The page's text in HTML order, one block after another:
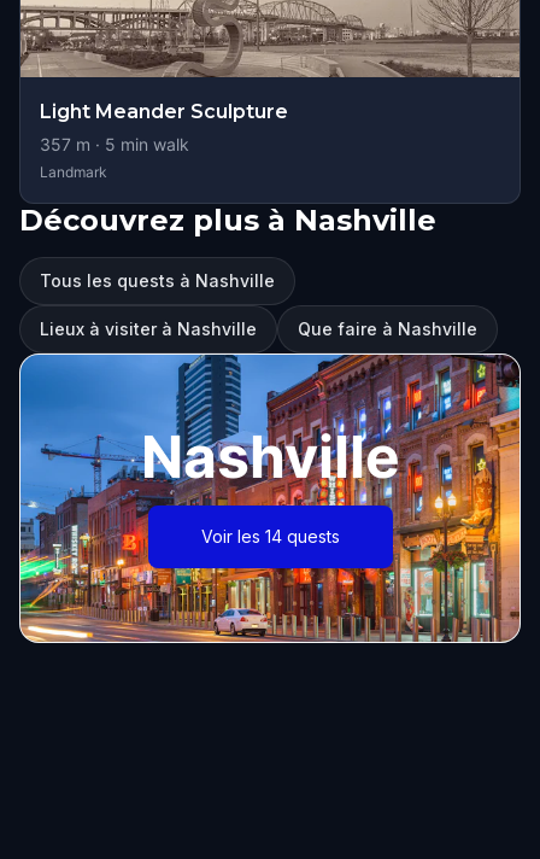
Light Meander Sculpture
357 m · 5 min walk
Landmark
Découvrez plus à Nashville
Tous les quests à Nashville
Lieux à visiter à Nashville Que faire à Nashville
Nashville
Voir les 14 quests